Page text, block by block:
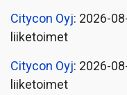
Citycon Oyj: 2026-
liiketoimet
Citycon Oyj: 2026-
liiketoimet